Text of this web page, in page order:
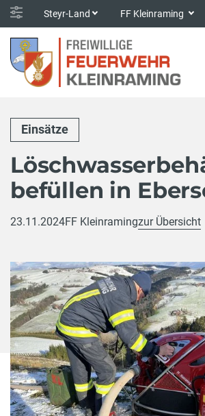
Steyr-Land FF Kleinraming
Einsätze
befüllen in
23.11.2024FF Kleinramingzur Übersicht